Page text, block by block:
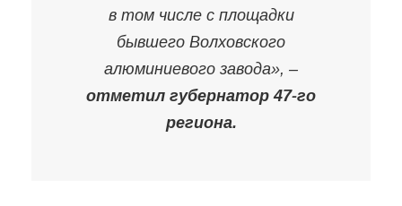
в том числе с площадки
бывшего Волховского
алюминиевого завода», –
отметил губернатор 47-го
региона.